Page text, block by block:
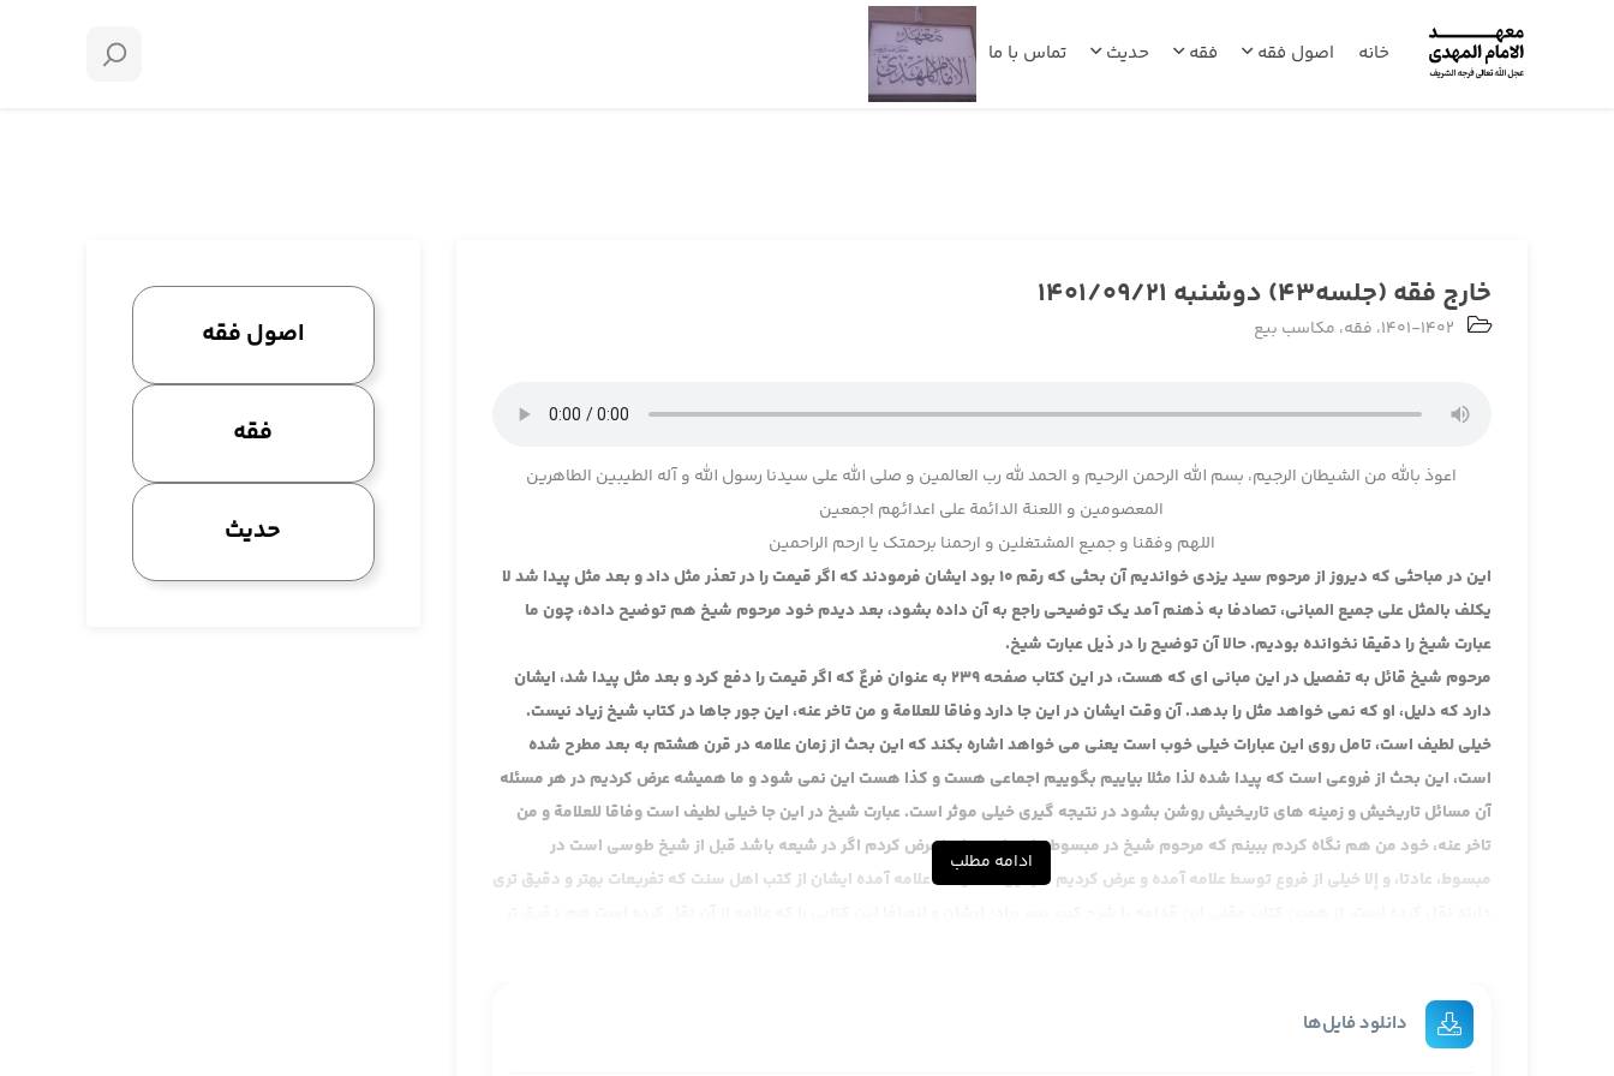
خانه اصول فقه فقه حدیث تماس با ما
خارج فقه (جلسه43) دوشنبه 1401/09/21
1401-1402، فقه، مکاسب بیع
اعوذ بالله من الشیطان الرجیم، بسم الله الرحمن الرحیم و الحمد لله رب العالمین و صلی الله علی سیدنا رسول الله و آله الطیبین الطاهرین
المعصومین و اللعنة الدائمة علی اعدائهم اجمعین
اللهم وفقنا و جمیع المشتغلین و ارحمنا برحمتک یا ارحم الراحمین
این در مباحثی که دیروز از مرحوم سید یزدی خواندیم آن بحثی که رقم 10 بود ایشان فرمودند که اگر قیمت را در تعذر مثل داد و بعد مثل پیدا شد لا
یکلف بالمثل علی جمیع المبانی، تصادفا به ذهنم آمد یک توضیحی راجع به آن داده بشود، بعد دیدم خود مرحوم شیخ هم توضیح داده، چون ما
عبارت شیخ را دقیقا نخوانده بودیم. حالا آن توضیح را در ذیل عبارت شیخ.
مرحوم شیخ قائل به تفصیل در این مبانی ای که هست، در این کتاب صفحه 239 به عنوان فرعٌ که اگر قیمت را دفع کرد و بعد مثل پیدا شد، ایشان
دارد که دلیل، او که نمی خواهد مثل را بدهد. آن وقت ایشان در این جا دارد وفاقا للعلامة و من تاخر عنه، این جور جاها در کتاب شیخ زیاد نیست.
خیلی لطیف است، تامل روی این عبارات خیلی خوب است یعنی می خواهد اشاره بکند که این بحث از زمان علامه در قرن هشتم به بعد مطرح شده
است، این بحث از فروعی است که پیدا شده لذا مثلا بیاییم بگوییم اجماعی هست و کذا هست این نمی شود و ما همیشه عرض کردیم در هر مسئله
آن مسائل تاریخیش و زمینه های تاریخیش روشن بشود در نتیجه گیری خیلی موثر است. عبارت شیخ در این جا خیلی لطیف است وفاقا للعلامة و من
تاخر عنه، خود من هم نگاه کردم ببینم که مرحوم شیخ در مبسوط دارد یا نه. عادتا عرض کردم اگر در شیعه باشد قبل از شیخ طوسی است در
مبسوط، عادتا، و إلا خیلی از فروع توسط علامه آمده و عرض کردیم سرّ این که توسط علامه آمده ایشان از کتب اهل سنت که تفریعات بهتر و دقیق تری
کتاب حل نمی شود.
مرحوم شیخ می فرماید که اگر پیدا شد لأن المثل کان دینا فی الذمة سقط باداء عوضه، عرض کردیم در اموری که جنبه وضعی دارند اینها اگر انجام
ادامه مطلب
دانلود فایل‌ها
اصول فقه
فقه
حدیث